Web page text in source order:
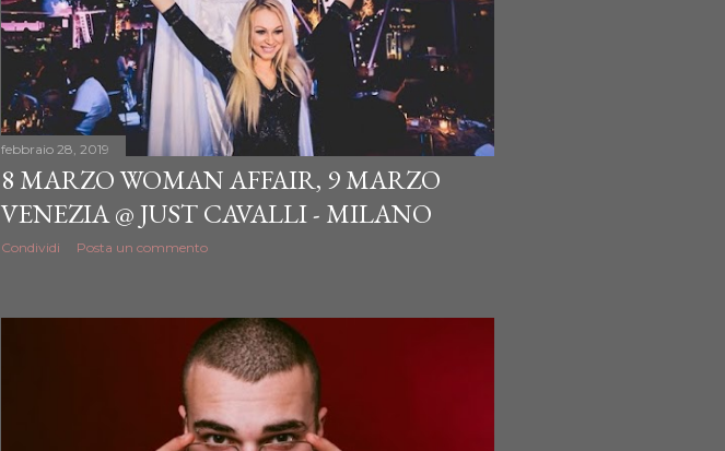
febbraio 28, 2019
8 MARZO WOMAN AFFAIR, 9 MARZO
VENEZIA @ JUST CAVALLI - MILANO
Condividi Posta un commento